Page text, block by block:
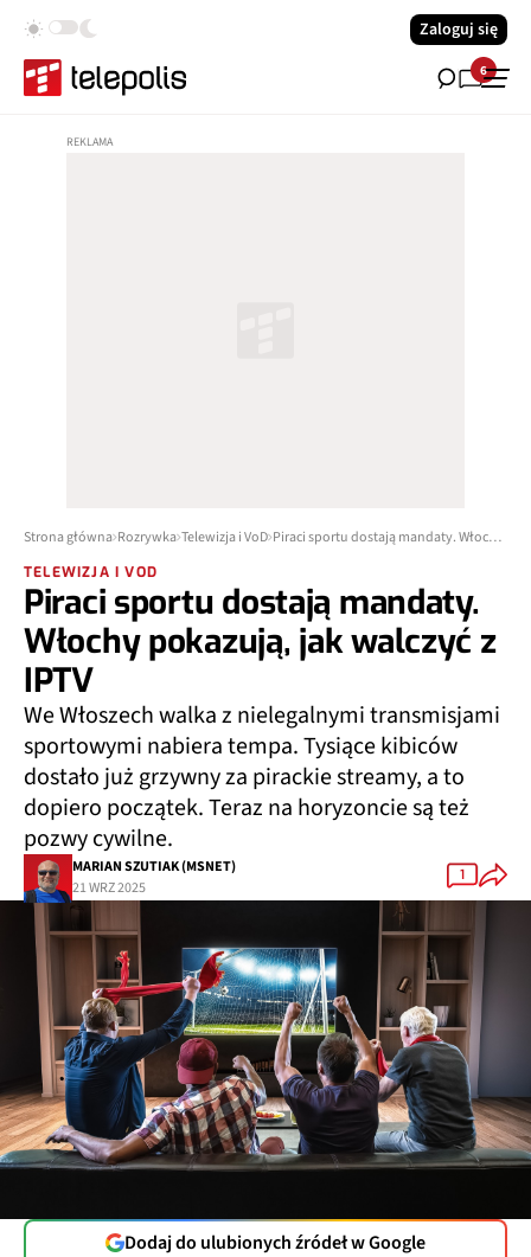
Zaloguj się
6
Strona główna Rozrywka Telewizja i VoD Piraci sportu dostają mandaty. Włochy pokazują, jak walczyć z IPTV
TELEWIZJA I VOD
Piraci sportu dostają mandaty.
Włochy pokazują, jak walczyć z
IPTV
We Włoszech walka z nielegalnymi transmisjami
sportowymi nabiera tempa. Tysiące kibiców
dostało już grzywny za pirackie streamy, a to
dopiero początek. Teraz na horyzoncie są też
pozwy cywilne.
MARIAN SZUTIAK (MSNET)
21 WRZ 2025
1
Dodaj do ulubionych źródeł w Google